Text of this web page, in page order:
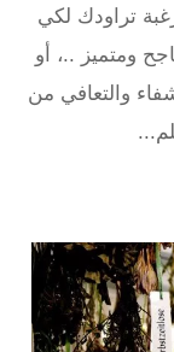
تراودك لكي
ومتميز ..، أو
والتعافي من